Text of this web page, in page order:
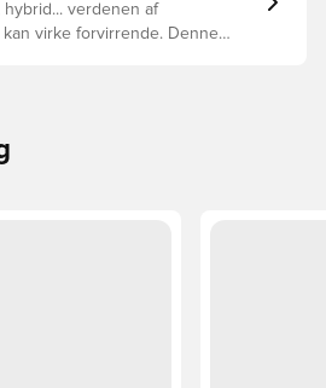
hybrid... verdenen af
kan virke forvirrende. Denne